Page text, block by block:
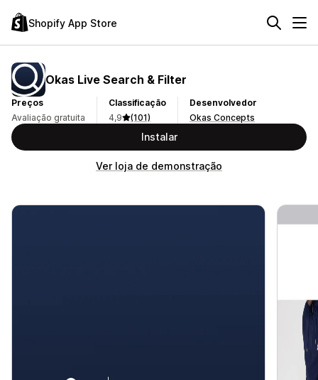
Shopify App Store
Okas Live Search & Filter
Preços
Avaliação gratuita
Classificação
4,9
(101)
Desenvolvedor
Okas Concepts
Instalar
Ver loja de demonstração